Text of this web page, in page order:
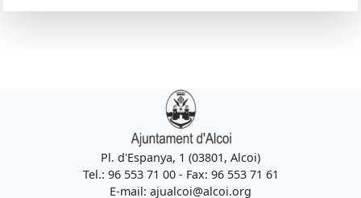
Pl. d'Espanya, 1 (03801, Alcoi)
Tel.: 96 553 71 00 - Fax: 96 553 71 61
E-mail: ajualcoi@alcoi.org